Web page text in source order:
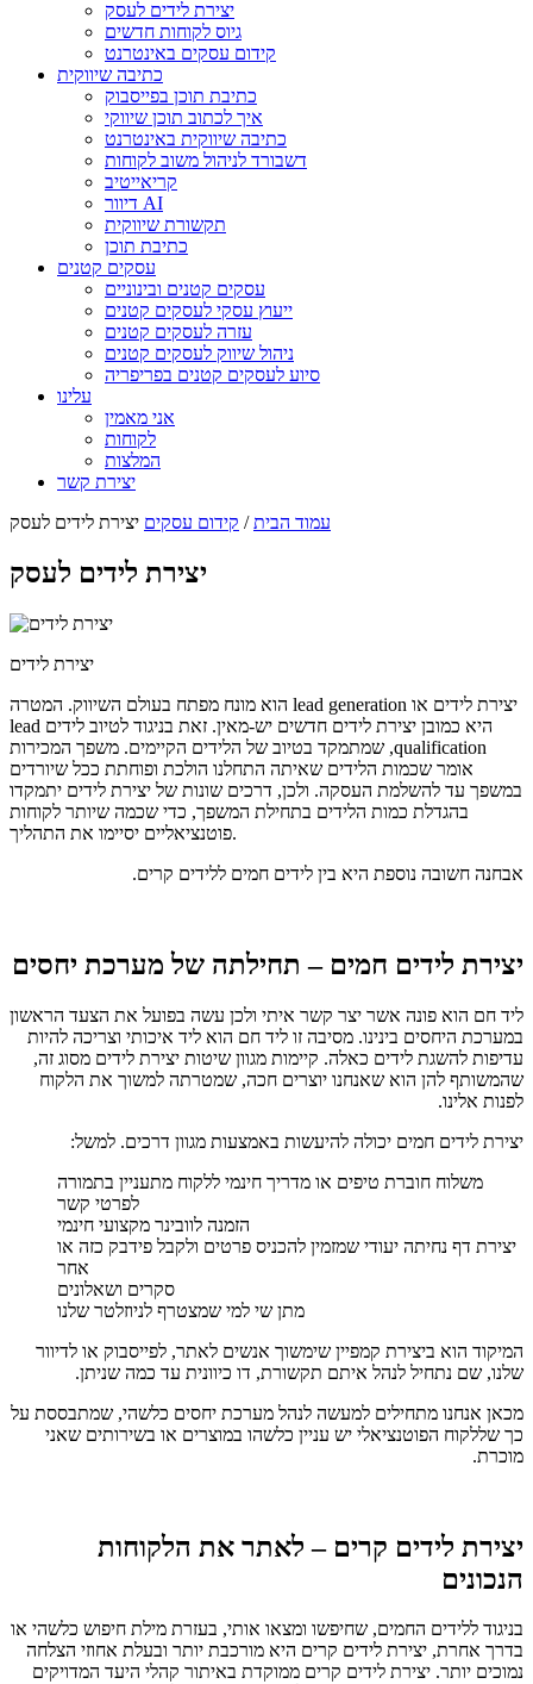
יצירת לידים לעסק
גיוס לקוחות חדשים
קידום עסקים באינטרנט
כתיבה שיווקית
כתיבת תוכן בפייסבוק
איך לכתוב תוכן שיווקי
כתיבה שיווקית באינטרנט
דשבורד לניהול משוב לקוחות
קריאייטיב
דיוור AI
תקשורת שיווקית
כתיבת תוכן
עסקים קטנים
עסקים קטנים ובינוניים
ייעוץ עסקי לעסקים קטנים
עזרה לעסקים קטנים
ניהול שיווק לעסקים קטנים
סיוע לעסקים קטנים בפריפריה
עלינו
אני מאמין
לקוחות
המלצות
יצירת קשר
עמוד הבית/ קידום עסקים יצירת לידים לעסק
יצירת לידים לעסק
יצירת לידים
יצירת לידים או lead generation הוא מונח מפתח בעולם השיווק. המטרה
היא כמובן יצירת לידים חדשים יש-מאין. זאת בניגוד לטיוב לידים lead
qualification, שמתמקד בטיוב של הלידים הקיימים. משפך המכירות
אומר שכמות הלידים שאיתה התחלנו הולכת ופוחתת ככל שיורדים
במשפך עד להשלמת העסקה. ולכן, דרכים שונות של יצירת לידים יתמקדו
בהגדלת כמות הלידים בתחילת המשפך, כדי שכמה שיותר לקוחות
פוטנציאליים יסיימו את התהליך.
אבחנה חשובה נוספת היא בין לידים חמים ללידים קרים.
יצירת לידים חמים – תחילתה של מערכת יחסים
ליד חם הוא פונה אשר יצר קשר איתי ולכן עשה בפועל את הצעד הראשון
במערכת היחסים בינינו. מסיבה זו ליד חם הוא ליד איכותי וצריכה להיות
עדיפות להשגת לידים כאלה. קיימות מגוון שיטות יצירת לידים מסוג זה,
שהמשותף להן הוא שאנחנו יוצרים חכה, שמטרתה למשוך את הלקוח
לפנות אלינו.
יצירת לידים חמים יכולה להיעשות באמצעות מגוון דרכים. למשל:
משלוח חוברת טיפים או מדריך חינמי ללקוח מתעניין בתמורה
לפרטי קשר
הזמנה לוובינר מקצועי חינמי
יצירת דף נחיתה יעודי שמזמין להכניס פרטים ולקבל פידבק כזה או
אחר
סקרים ושאלונים
מתן שי למי שמצטרף לניוזלטר שלנו
המיקוד הוא ביצירת קמפיין שימשוך אנשים לאתר, לפייסבוק או לדיוור
שלנו, שם נתחיל לנהל איתם תקשורת, דו כיוונית עד כמה שניתן.
מכאן אנחנו מתחילים למעשה לנהל מערכת יחסים כלשהי, שמתבססת על
כך שללקוח הפוטנציאלי יש עניין כלשהו במוצרים או בשירותים שאני
מוכרת.
יצירת לידים קרים – לאתר את הלקוחות
הנכונים
בניגוד ללידים החמים, שחיפשו ומצאו אותי, בעזרת מילת חיפוש כלשהי או
בדרך אחרת, יצירת לידים קרים היא מורכבת יותר ובעלת אחוזי הצלחה
נמוכים יותר. יצירת לידים קרים ממוקדת באיתור קהלי היעד המדויקים